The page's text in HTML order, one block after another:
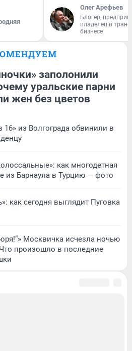
Олег Арефьев
Блогер,
владелец в
бизнесе
заполонили
уральские парни
жен без цветов
из Волгограда обвинили в
как многодетная
из Барнаула в Турцию — фото
как сегодня выглядит Пуговка
Москвичка исчезла ночью
произошло в последние